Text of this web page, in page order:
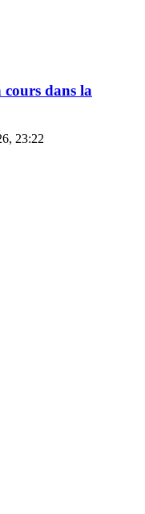
cours dans la
23:22